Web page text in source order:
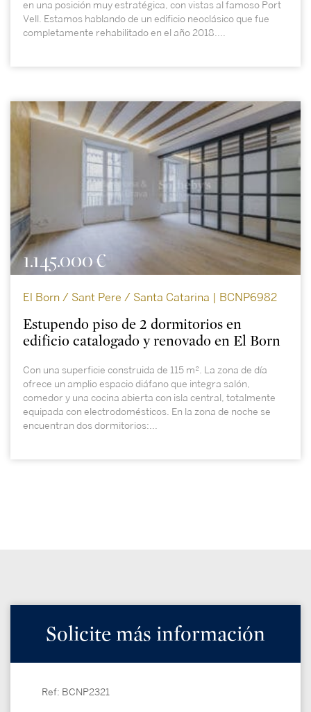
en una posición muy estratégica, con vistas al famoso Port
Vell. Estamos hablando de un edificio neoclásico que fue
completamente rehabilitado en el año 2018....
1.145.000 €
El Born / Sant Pere / Santa Catarina | BCNP6982
Estupendo piso de 2 dormitorios en
edificio catalogado y renovado en El Born
Con una superficie construida de 115 m². La zona de día
ofrece un amplio espacio diáfano que integra salón,
comedor y una cocina abierta con isla central, totalmente
equipada con electrodomésticos. En la zona de noche se
encuentran dos dormitorios:...
Solicite más información
Ref: BCNP2321